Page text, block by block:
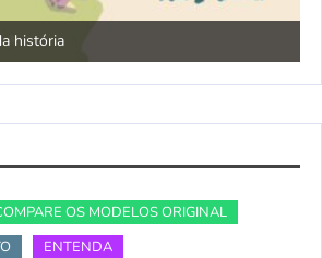
história
OS MODELOS ORIGINAL
ENTENDA